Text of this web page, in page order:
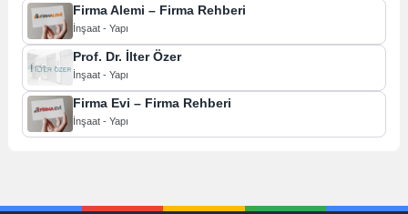
Firma Alemi – Firma Rehberi
İnşaat - Yapı
Prof. Dr. İlter Özer
İnşaat - Yapı
Firma Evi – Firma Rehberi
İnşaat - Yapı